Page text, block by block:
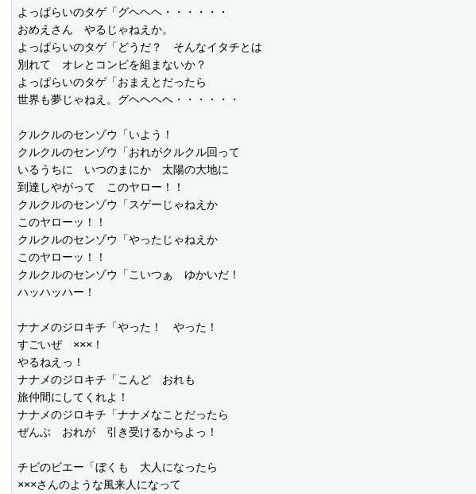
よっぱらいのタゲ「グヘヘヘ・・・・・・
おめえさん　やるじゃねえか。
よっぱらいのタゲ「どうだ？　そんなイタチとは
別れて　オレとコンビを組まないか？
よっぱらいのタゲ「おまえとだったら
世界も夢じゃねえ。グヘヘヘヘ・・・・・・
クルクルのセンゾウ「いよう！
クルクルのセンゾウ「おれがクルクル回って
いるうちに　いつのまにか　太陽の大地に
到達しやがって　このヤロー！！
クルクルのセンゾウ「スゲーじゃねえか
このヤローッ！！
クルクルのセンゾウ「やったじゃねえか
このヤローッ！！
クルクルのセンゾウ「こいつぁ　ゆかいだ！
ハッハッハー！
ナナメのジロキチ「やった！　やった！
すごいぜ　×××！
やるねえっ！
ナナメのジロキチ「こんど　おれも
旅仲間にしてくれよ！
ナナメのジロキチ「ナナメなことだったら
ぜんぶ　おれが　引き受けるからよっ！
チビのビエー「ぼくも　大人になったら
×××さんのような風来人になって